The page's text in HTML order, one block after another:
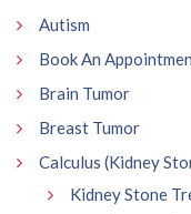
Autism
Book An
Brain Tumor
Breast Tumor
Calculus (Kidney
Kidney Stone